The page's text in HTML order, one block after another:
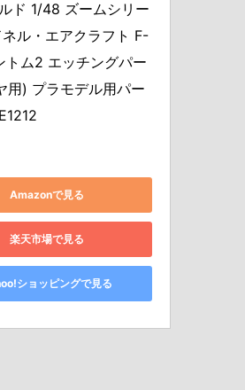
ド 1/48 ズームシリー
ル・エアクラフト F-
トム2 エッチングパー
用) プラモデル用パー
Amazonで見る
楽天市場で見る
ショッピングで見る